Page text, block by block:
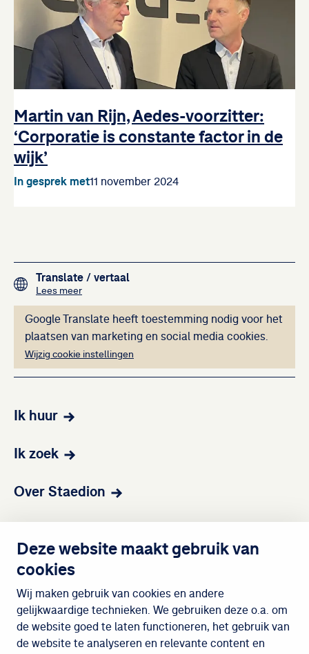
Deze website maakt gebruik van
cookies
Wij maken gebruik van cookies en andere
gelijkwaardige technieken. We gebruiken deze o.a. om
de website goed te laten functioneren, het gebruik van
de website te analyseren en relevante content en
Martin van Rijn, Aedes-voorzitter:
‘Corporatie is constante factor in de
wijk’
In gesprek met11 november 2024
Translate / vertaal
Lees meerover het vertalen van de teksten op deze website
Deze inhoud kan
Google Translate heeft toestemming nodig voor het
plaatsen van marketing en social media cookies.
Wijzig cookie instellingen
Ik huur
Ik zoek
Over Staedion
Wijken
Meedoen